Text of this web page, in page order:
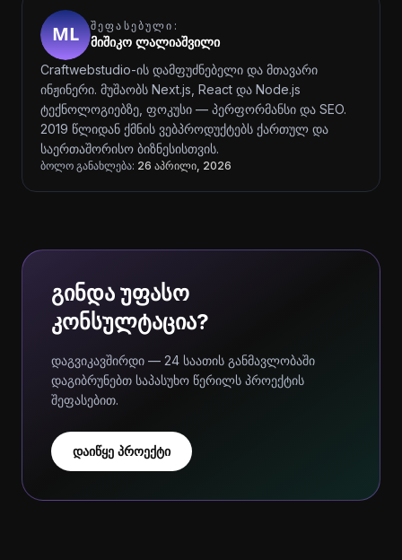
ᲨᲔᲤᲐᲡᲔᲑᲣᲚᲘ:
მიშიკო ლალიაშვილი
Craftwebstudio-ის დამფუძნებელი და მთავარი
ინჟინერი. მუშაობს Next.js, React და Node.js
ტექნოლოგიებზე, ფოკუსი — პერფორმანსი და SEO.
2019 წლიდან ქმნის ვებპროდუქტებს ქართულ და
საერთაშორისო ბიზნესისთვის.
ბოლო განახლება: 26 აპრილი, 2026
გინდა უფასო
კონსულტაცია?
დაგვიკავშირდი — 24 საათის განმავლობაში
დაგიბრუნებთ საპასუხო წერილს პროექტის
შეფასებით.
დაიწყე პროექტი